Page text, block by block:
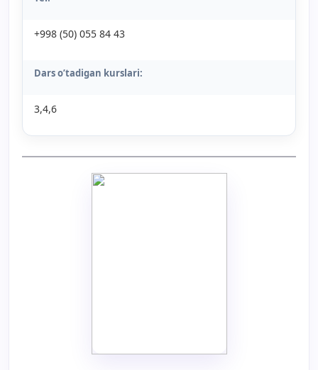
+998 (50) 055 84 43
Dars o’tadigan kurslari:
3,4,6